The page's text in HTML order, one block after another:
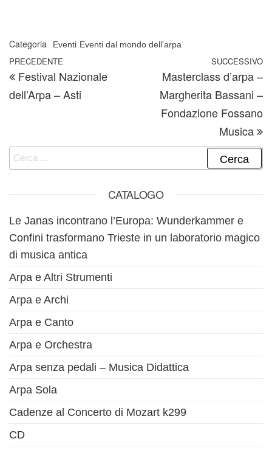
Categoria Eventi Eventi dal mondo dell'arpa
Navigazione articoli
Articolo precedente
PRECEDENTE
Festival Nazionale
dell’Arpa – Asti
SUCCESSIVO
Masterclass d’arpa –
Margherita Bassani –
Fondazione Fossano
Musica
Ricerca per:
CATALOGO
Le Janas incontrano l’Europa: Wunderkammer e
Confini trasformano Trieste in un laboratorio magico
di musica antica
Arpa e Altri Strumenti
Arpa e Archi
Arpa e Canto
Arpa e Orchestra
Arpa senza pedali – Musica Didattica
Arpa Sola
Cadenze al Concerto di Mozart k299
CD